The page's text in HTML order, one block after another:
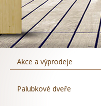
Akce a výprodeje
Palubkové dveře